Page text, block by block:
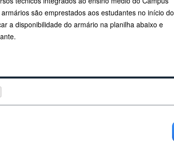
são emprestados aos estudantes no início do
a disponibilidade do armário na planilha abaixo e